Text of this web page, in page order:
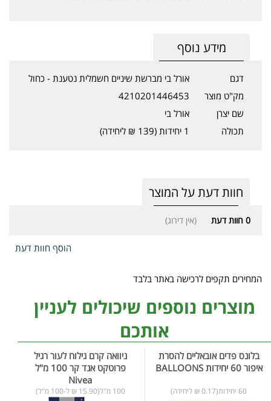
מידע נוסף
דגם
אורל בי מברשת שיניים חשמלית נטענת - כחול
מק"ט מוצר
4210201446453
שם יצרן
אורל בי
תכולה
1 יחידות (139 ₪ ליחידה)
חוות דעת על המוצר
0 חוות דעת (אין דירוג)
הוסף חוות דעת
המחירים תקפים לרכישה באתר בלבד
מוצרים נוספים שיכולים לעניין
אותכם
בלונס פדים אובאליים להסרת
איפור 60 יחידות BALLOONS
60 יחידות(0.17 ₪ ליחידה)
ניוואה קרם גילוח לעור רגיל
פרוטקט אנד קר 100 מ"ל
Nivea
100 מ"ל(15.90 ₪ ל-100 מ"ל)